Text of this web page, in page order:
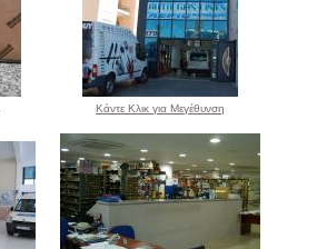
Κάντε Κλικ για Μεγέθυνση